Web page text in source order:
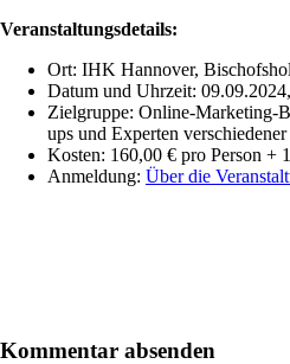
Veranstaltungsdetails:
Ort: IHK Hannover,
Datum und Uhrzeit:
Zielgruppe: Online-Marketing-
ups und Experten
Kosten: 160,00 € pro Person +
Anmeldung: Über die
Kommentar absenden